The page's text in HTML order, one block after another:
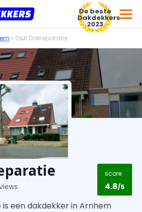
De beste
Dakdekkers
2023
» D&K Dakreparatie
score
4.8/5
een dakdekker in Arnhem